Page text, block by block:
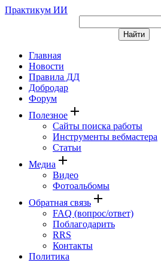
Практикум ИИ
Главная
Новости
Правила ДД
Добродар
Форум
Полезное add
Сайты поиска работы
Инструменты вебмастера
Статьи
Медиа add
Видео
Фотоальбомы
Обратная связь add
FAQ (вопрос/ответ)
Поблагодарить
RRS
Контакты
Политика